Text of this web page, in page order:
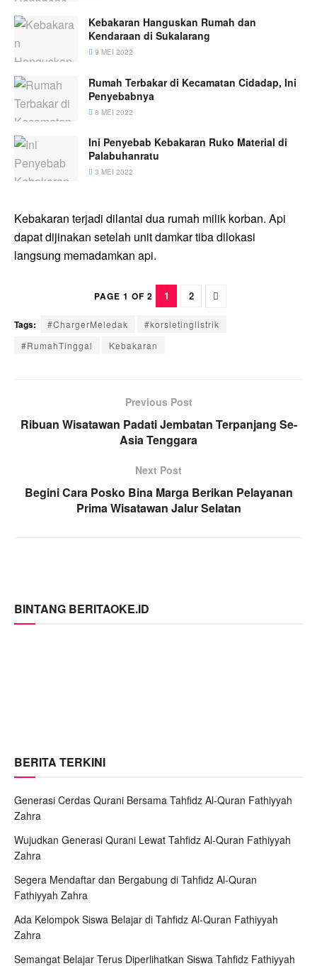
Kebakaran Hanguskan Rumah dan
Kendaraan di Sukalarang
9 MEI 2022
Rumah Terbakar di Kecamatan Cidadap, Ini
Penyebabnya
8 MEI 2022
Ini Penyebab Kebakaran Ruko Material di
Palabuhanratu
3 MEI 2022
Kebakaran terjadi dilantai dua rumah milik korban. Api
dapat dijinakan setelah unit damkar tiba dilokasi
langsung memadamkan api.
PAGE 1 OF 2 1 2
Tags: #ChargerMeledak
#korsletinglistrik
#RumahTinggal
Kebakaran
Previous Post
Ribuan Wisatawan Padati Jembatan Terpanjang Se-
Asia Tenggara
Next Post
Begini Cara Posko Bina Marga Berikan Pelayanan
Prima Wisatawan Jalur Selatan
BINTANG BERITAOKE.ID
BERITA TERKINI
Generasi Cerdas Qurani Bersama Tahfidz Al-Quran Fathiyyah
Zahra
Wujudkan Generasi Qurani Lewat Tahfidz Al-Quran Fathiyyah
Zahra
Segera Mendaftar dan Bergabung di Tahfidz Al-Quran
Fathiyyah Zahra
Ada Kelompok Siswa Belajar di Tahfidz Al-Quran Fathiyyah
Zahra
Semangat Belajar Terus Diperlihatkan Siswa Tahfidz Fathiyyah